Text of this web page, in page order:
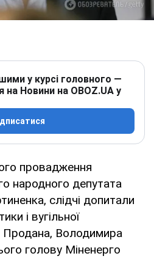
у курсі головного —
на Новини на OBOZ.UA у
провадження
народного депутата
слідчі допитали
і вугільної
Продана, Володимира
голову Міненерго